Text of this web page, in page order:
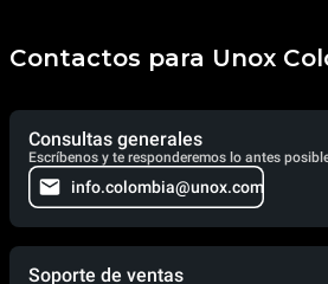
Contactos para Unox
Consultas generales
Escríbenos y te responderemos lo antes
info.colombia@unox.com
Soporte de ventas